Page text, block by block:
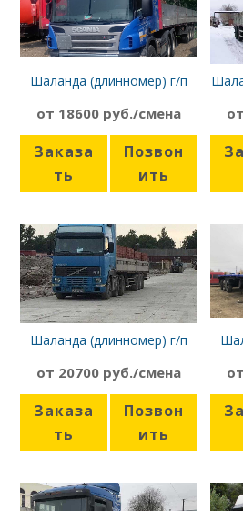
Шаланда (длинномер) г/п
21957
от 18600 руб./смена
Заказа
ть
Позвон
ить
Шаланда (длинномер) г/п
от 20700 руб./смена
Заказа
ть
Позвон
ить